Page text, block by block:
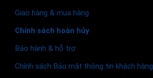
Giao hàng & mua hàng
Chính sách hoàn hủy
Bảo hành & hỗ trợ
Chính sách Bảo mật thông tin khách hàng